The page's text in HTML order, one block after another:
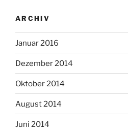
ARCHIV
Januar 2016
Dezember 2014
Oktober 2014
August 2014
Juni 2014